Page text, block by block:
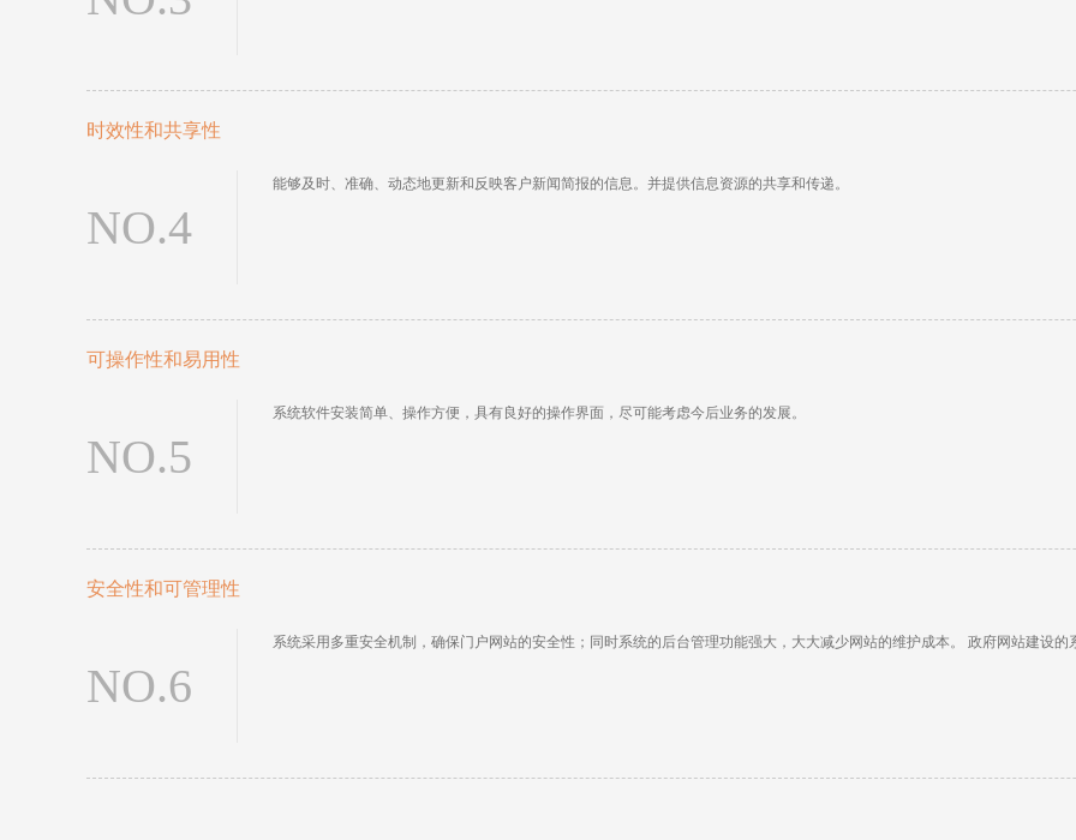
时效性和共享性
NO.4
能够及时、准确、动态地更新和反映客户新闻简报的信息。并提供信息资源的共享和传递。
可操作性和易用性
NO.5
系统软件安装简单、操作方便，具有良好的操作界面，尽可能考虑今后业务的发展。
安全性和可管理性
NO.6
系统采用多重安全机制，确保门户网站的安全性；同时系统的后台管理功能强大，大大减少网站的维护成本。 政府网站建设的